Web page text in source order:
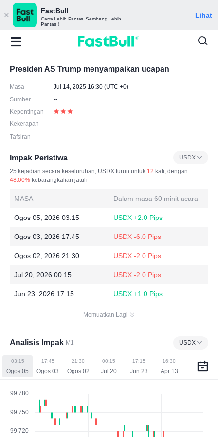
FastBull
Carta Lebih Pantas, Sembang Lebih
Pantas！
Lihat
Presiden AS Trump menyampaikan ucapan
Masa
Jul 14, 2025 16:30 (UTC +0)
Sumber
--
Kepentingan
Kekerapan
--
Tafsiran
--
Impak Peristiwa
USDX
25 kejadian secara keseluruhan, USDX turun untuk 12 kali, dengan
48.00% kebarangkalian jatuh
MASA Dalam masa 60 minit acara
Ogos 05, 2026 03:15 USDX +2.0 Pips
Ogos 03, 2026 17:45 USDX -6.0 Pips
Ogos 02, 2026 21:30 USDX -2.0 Pips
Jul 20, 2026 00:15 USDX -2.0 Pips
Jun 23, 2026 17:15 USDX +1.0 Pips
Memuatkan Lagi
Analisis Impak M1 USDX
03:15
Ogos 05
17:45
Ogos 03
21:30
Ogos 02
00:15
Jul 20
17:15
Jun 23
16:30
Apr 13